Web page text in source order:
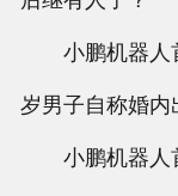
小鹏机器人首
岁男子自称婚内
小鹏机器人首